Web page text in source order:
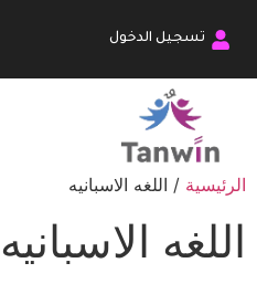
تسجيل الدخول
الرئيسية / اللغه الاسبانيه
اللغه الاسبانيه